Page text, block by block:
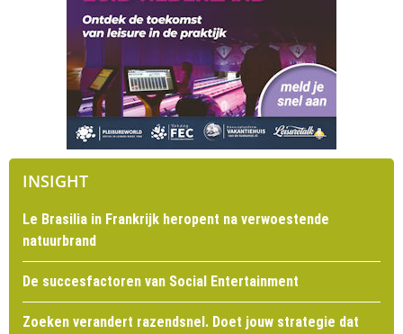
INSIGHT
Le Brasilia in Frankrijk heropent na verwoestende
natuurbrand
De succesfactoren van Social Entertainment
Zoeken verandert razendsnel. Doet jouw strategie dat